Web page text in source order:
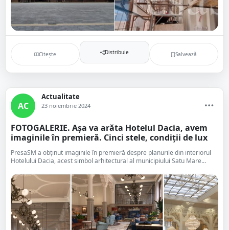
Citește Distribuie Salvează
AC
Actualitate
23 noiembrie 2024
FOTOGALERIE. Așa va arăta Hotelul Dacia, avem
imaginile în premieră. Cinci stele, condiții de lux
PresaSM a obținut imaginile în premieră despre planurile din interiorul
Hotelului Dacia, acest simbol arhitectural al municipiului Satu Mare...